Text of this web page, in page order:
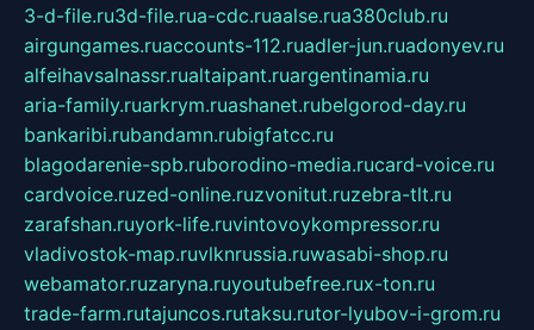
3-d-file.ru3d-file.rua-cdc.ruaalse.rua380club.ru
airgungames.ruaccounts-112.ruadler-jun.ruadonyev.ru
alfeihavsalnassr.rualtaipant.ruargentinamia.ru
aria-family.ruarkrym.ruashanet.rubelgorod-day.ru
bankaribi.rubandamn.rubigfatcc.ru
blagodarenie-spb.ruborodino-media.rucard-voice.ru
cardvoice.ruzed-online.ruzvonitut.ruzebra-tlt.ru
zarafshan.ruyork-life.ruvintovoykompressor.ru
vladivostok-map.ruvlknrussia.ruwasabi-shop.ru
webamator.ruzaryna.ruyoutubefree.rux-ton.ru
trade-farm.rutajuncos.rutaksu.rutor-lyubov-i-grom.ru